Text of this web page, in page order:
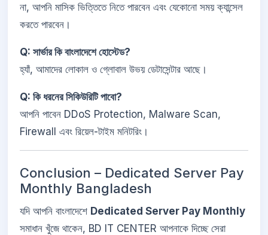
না, আপনি মাসিক ভিত্তিতে নিতে পারবেন এবং যেকোনো সময় ক্যান্সেল
করতে পারবেন।
Q: সার্ভার কি বাংলাদেশে হোস্টেড?
হ্যাঁ, আমাদের লোকাল ও গ্লোবাল উভয় ডেটাসেন্টার আছে।
Q: কি ধরনের সিকিউরিটি পাবো?
আপনি পাবেন DDoS Protection, Malware Scan,
Firewall এবং রিয়েল-টাইম মনিটরিং।
Conclusion – Dedicated Server Pay
Monthly Bangladesh
যদি আপনি বাংলাদেশে Dedicated Server Pay Monthly
সমাধান খুঁজে থাকেন, BD IT CENTER আপনাকে দিচ্ছে সেরা